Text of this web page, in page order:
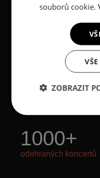
/ Proč si
12+
odehraných koncertů
1000+
souborů cookie.
ZOBRAZIT